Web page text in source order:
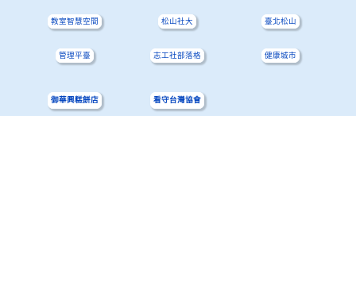
教室智慧空間
管理平臺
松山社大
志工社部落格
臺北松山
健康城市
御華興糕餅店 看守台灣協會